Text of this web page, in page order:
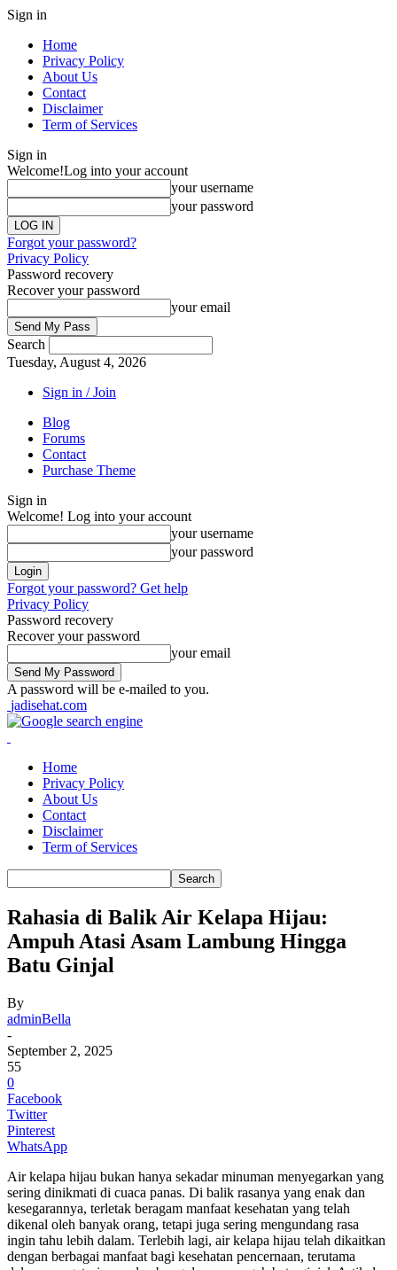
Sign in
Home
Privacy Policy
About Us
Contact
Disclaimer
Term of Services
Sign in
Welcome!Log into your account
your username
your password
Forgot your password?
Privacy Policy
Password recovery
Recover your password
your email
Search
Tuesday, August 4, 2026
Sign in / Join
Blog
Forums
Contact
Purchase Theme
Sign in
Welcome! Log into your account
your username
your password
Forgot your password? Get help
Privacy Policy
Password recovery
Recover your password
your email
A password will be e-mailed to you.
jadisehat.com
Home
Privacy Policy
About Us
Contact
Disclaimer
Term of Services
Rahasia di Balik Air Kelapa Hijau:
Ampuh Atasi Asam Lambung Hingga
Batu Ginjal
By
adminBella
-
September 2, 2025
55
0
Facebook
Twitter
Pinterest
WhatsApp
Air kelapa hijau bukan hanya sekadar minuman menyegarkan yang
sering dinikmati di cuaca panas. Di balik rasanya yang enak dan
kesegarannya, terletak beragam manfaat kesehatan yang telah
dikenal oleh banyak orang, tetapi juga sering mengundang rasa
ingin tahu lebih dalam. Terlebih lagi, air kelapa hijau telah dikaitkan
dengan berbagai manfaat bagi kesehatan pencernaan, terutama